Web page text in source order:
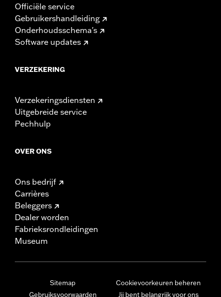
Officiële service
Gebruikershandleiding
Onderhoudsschema's
Software updates
VERZEKERING
Verzekeringsdiensten
Uitgebreide service
Pechhulp
OVER ONS
Ons bedrijf
Carrières
Beleggers
Dealer worden
Fabrieksrondleidingen
Museum
Sitemap
Gebruiksvoorwaarden
Cookievoorkeuren beheren
Jij bent belangrijk voor ons